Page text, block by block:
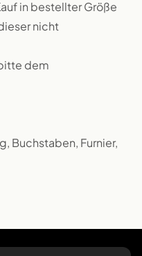
in bestellter Größe
nicht
dem
Buchstaben, Furnier,